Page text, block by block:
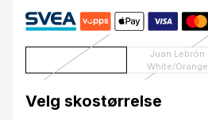
Juan Lebrón
White/Orange
Velg skostørrelse